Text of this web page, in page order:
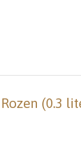
(0.3